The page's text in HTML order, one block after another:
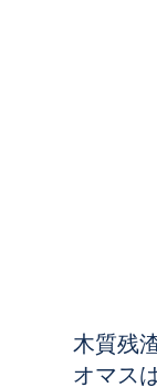
木質残
オマス